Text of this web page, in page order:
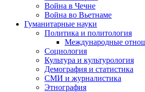
Война в Чечне
Война во Вьетнаме
Гуманитарные науки
Политика и политология
Международные
Социология
Культура и культурология
Демография и статистика
СМИ и журналистика
Этнография